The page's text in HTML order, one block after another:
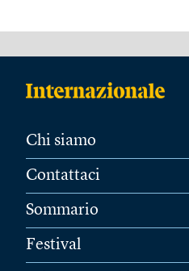
Chi siamo
Contattaci
Sommario
Festival